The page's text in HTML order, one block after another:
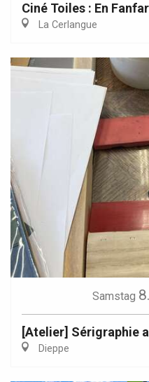
Ciné Toiles : En
La Cerlangue
Samstag 8.
[Atelier] Sérigraphie
Dieppe